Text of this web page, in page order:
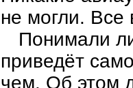
не могли. Все
Понимали
приведёт
чем. Об этом